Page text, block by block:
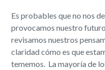
Es probables que no nos
provocamos nuestro
revisamos nuestros
claridad cómo es que
tememos. La mayoría de